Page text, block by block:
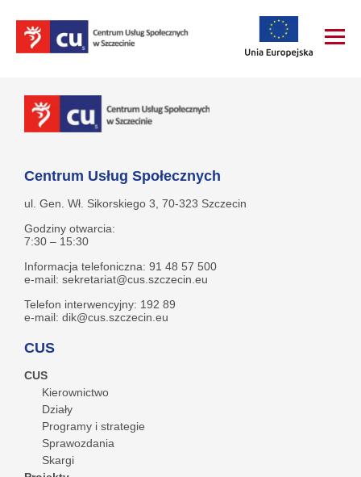
Centrum Usług Społecznych
ul. Gen. Wł. Sikorskiego 3, 70-323 Szczecin
Godziny otwarcia:
7:30 – 15:30
Informacja telefoniczna: 91 48 57 500
e-mail: sekretariat@cus.szczecin.eu
Telefon interwencyjny: 192 89
e-mail: dik@cus.szczecin.eu
CUS
CUS
Kierownictwo
Działy
Programy i strategie
Sprawozdania
Skargi